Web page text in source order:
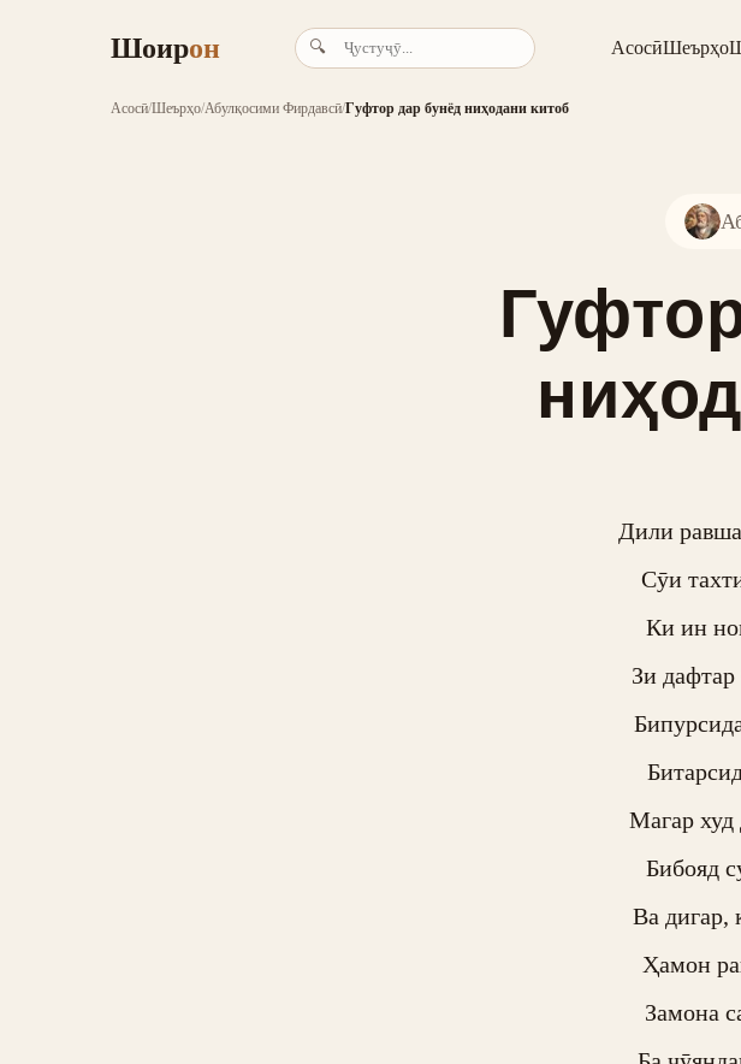
Шоирон 🔍 АсосӣШеърҳо
Асосӣ/Шеърҳо/Абулқосими Фирдавсӣ/Гуфтор дар бунёд ниҳодани китоб
Дили
Сӯи
Ки ин
Зи
Магар худ
Бибояд
Ва дигар,
Ҳамон
Замона